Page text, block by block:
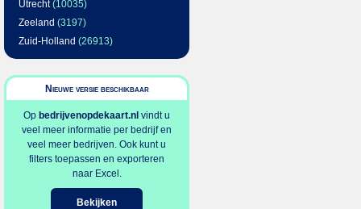
Utrecht(10035)
Zeeland (3197)
Zuid-Holland (26913)
Nieuwe versie beschikbaar
Op bedrijvenopdekaart.nl vindt u
veel meer informatie per bedrijf en
veel meer bedrijven. Ook kunt u
filters toepassen en exporteren
naar Excel.
Bekijken